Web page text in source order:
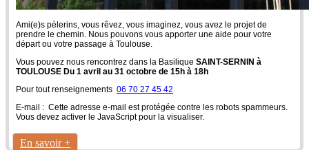
Ami(e)s pèlerins, vous rêvez, vous imaginez, vous avez le projet de
prendre le chemin. Nous pouvons vous apporter une aide pour votre
départ ou votre passage à Toulouse.
Vous pouvez nous rencontrez dans la Basilique SAINT-SERNIN à
TOULOUSE Du 1 avril au 31 octobre de 15h à 18h
Pour tout renseignements 06 70 27 45 42
E-mail : Cette adresse e-mail est protégée contre les robots spammeurs.
Vous devez activer le JavaScript pour la visualiser.
En savoir +